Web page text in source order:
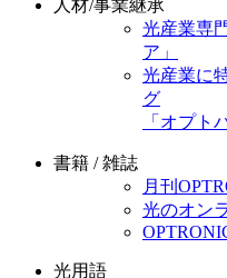
人材/事業継承
光産業専
ア」
光産業に
グ
「オプト
書籍 / 雑誌
月刊
光のオン
光用語